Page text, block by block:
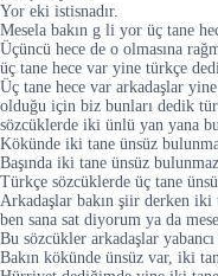
Yor eki istisnadır.
Mesela bakın g li yor üç tane
Üçüncü hece de o olmasına
üç tane hece var yine türkçe
Üç tane hece var arkadaşlar
olduğu için biz bunları dedik
sözcüklerde iki ünlü yan yana
Kökünde iki tane ünsüz
Başında iki tane ünsüz
Türkçe sözcüklerde üç tane
Arkadaşlar bakın şiir derken
ben sana sat diyorum ya da
Bu sözcükler arkadaşlar
Bakın kökünde ünsüz var, iki